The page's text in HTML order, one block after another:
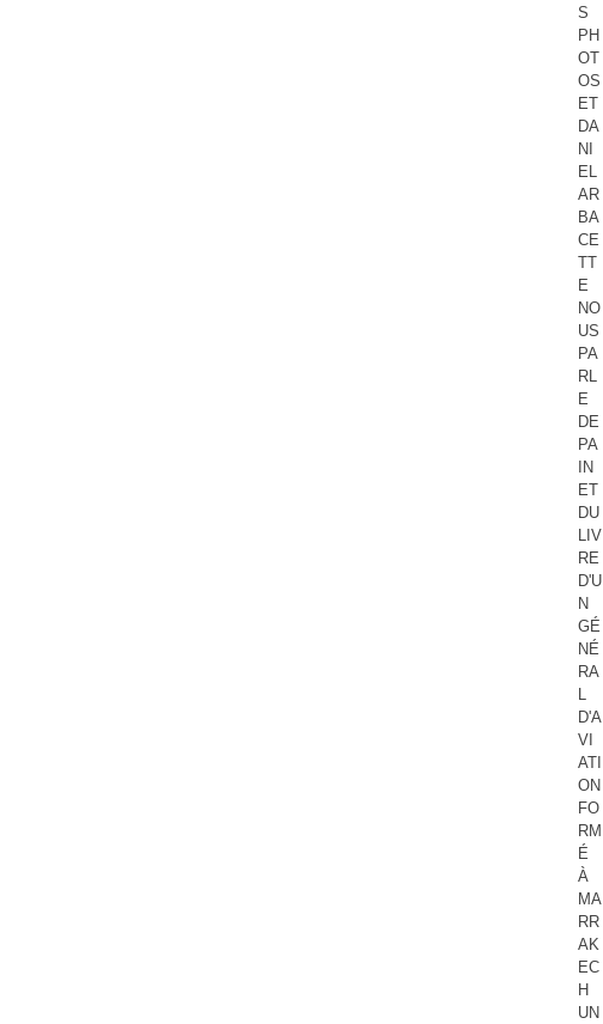
S
PH
OT
OS
ET
DA
NI
EL
AR
BA
CE
TT
E
NO
US
PA
RL
E
DE
PA
IN
ET
DU
LIV
RE
D'U
N
GÉ
NÉ
RA
L
D'A
VI
ATI
ON
FO
RM
É
À
MA
RR
AK
EC
H
UN